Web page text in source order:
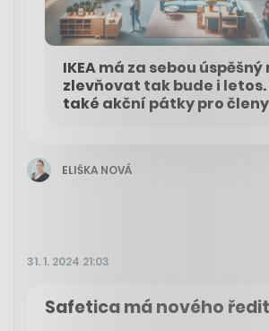
IKEA má za sebou úspěšný
zlevňovat tak bude i letos.
také akční pátky pro členy
ELIŠKA NOVÁ
31. 1. 2024 21:03
Safetica má nového